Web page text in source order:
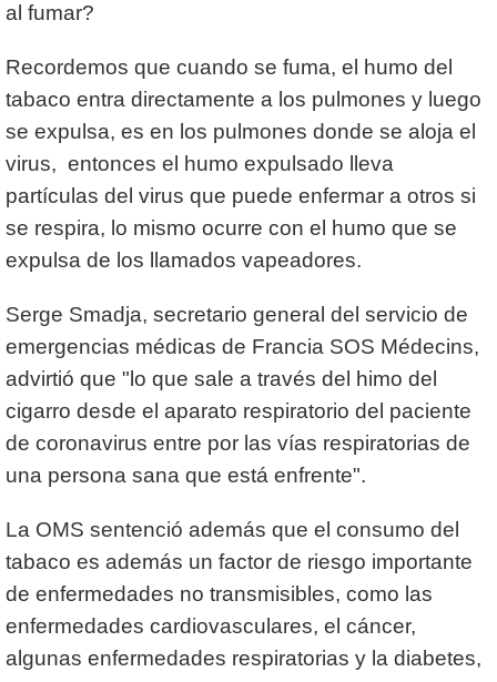
al fumar?
Recordemos que cuando se fuma, el humo del
tabaco entra directamente a los pulmones y luego
se expulsa, es en los pulmones donde se aloja el
virus, entonces el humo expulsado lleva
partículas del virus que puede enfermar a otros si
se respira, lo mismo ocurre con el humo que se
expulsa de los llamados vapeadores.
Serge Smadja, secretario general del servicio de
emergencias médicas de Francia SOS Médecins,
advirtió que "lo que sale a través del himo del
cigarro desde el aparato respiratorio del paciente
de coronavirus entre por las vías respiratorias de
una persona sana que está enfrente".
La OMS sentenció además que el consumo del
tabaco es además un factor de riesgo importante
de enfermedades no transmisibles, como las
enfermedades cardiovasculares, el cáncer,
algunas enfermedades respiratorias y la diabetes,